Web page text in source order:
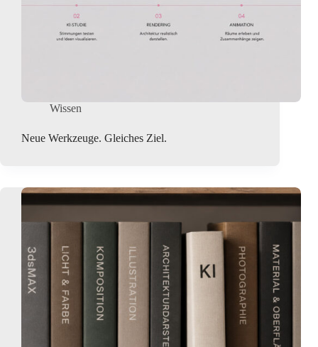
Wissen
Neue Werkzeuge. Gleiches Ziel.